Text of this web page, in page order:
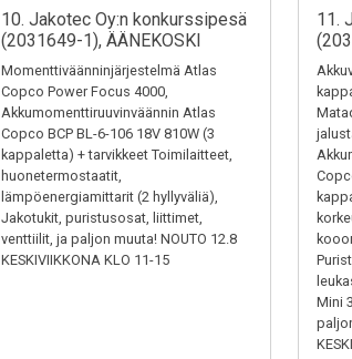
10. Jakotec Oy:n konkurssipesä
(2031649-1), ÄÄNEKOSKI
Momenttiväänninjärjestelmä Atlas
Copco Power Focus 4000,
Akkumomenttiruuvinväännin Atlas
Copco BCP BL-6-106 18V 810W (3
kappaletta) + tarvikkeet Toimilaitteet,
huonetermostaatit,
lämpöenergiamittarit (2 hyllyväliä),
Jakotukit, puristusosat, liittimet,
venttiilit, ja paljon muuta! NOUTO 12.8
KESKIVIIKKONA KLO 11-15
11.
Mini